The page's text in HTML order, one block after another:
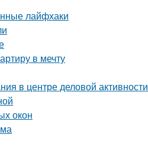
лайфхаки
в мечту
в центре деловой активности
окон